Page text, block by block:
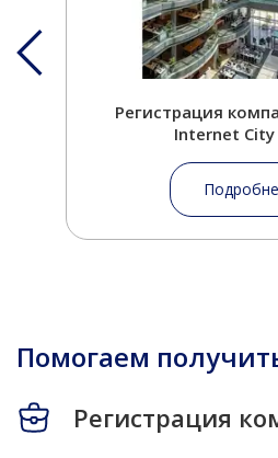
Регистрация
Internet City
Помогаем
Регистрация